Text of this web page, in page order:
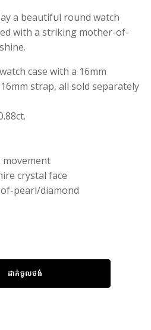
a beautiful round watch
with a striking mother-of-
case with a 16mm
strap, all sold separately
movement
crystal face
pearl/diamond
ដាក់ចូលថង់